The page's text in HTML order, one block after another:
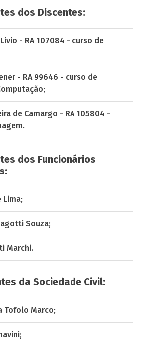
dos Discentes:
- RA 107084 - curso de
- RA 99646 - curso de
de Camargo - RA 105804 -
dos Funcionários
Lima;
Souza;
Marchi.
da Sociedade Civil:
Tofolo Marco;